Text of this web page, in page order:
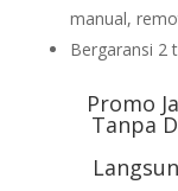
manual,
Bergaransi 2
Promo
Tanpa